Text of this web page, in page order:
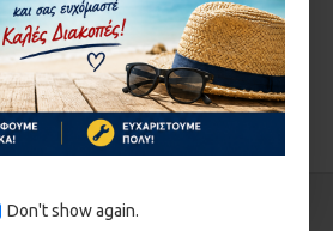
Don't show again.
ΣΥΝΈΧΕΙΑ
95120
ΣΤΗΝ ΄ΙΔΙΑ ΚΑΤΗΓΟΡΊΑ